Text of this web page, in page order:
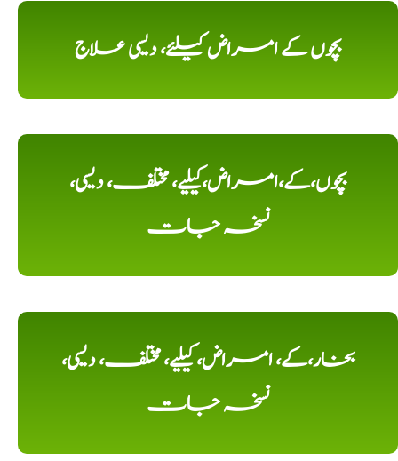
بچوں کے امراض کیلئے، دیسی علاج
بچوں،کے،امراض،کیلیے، مختلف، دیسی،
نسخہ جات
بخار،کے، امراض، کیلیے، مختلف، دیسی،
نسخہ جات